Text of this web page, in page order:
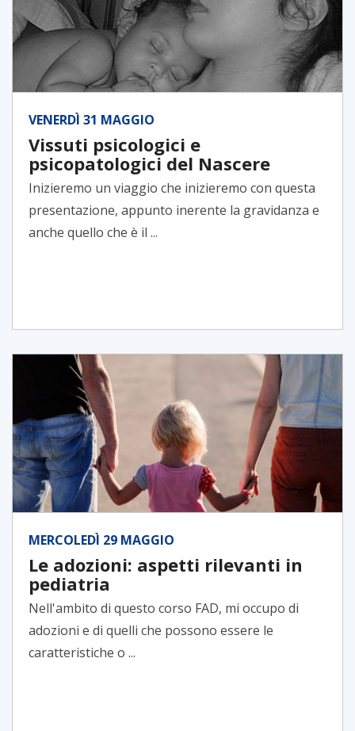
VENERDÌ 31 MAGGIO
Vissuti psicologici e
psicopatologici del Nascere
Inizieremo un viaggio che inizieremo con questa
presentazione, appunto inerente la gravidanza e
anche quello che è il ...
MERCOLEDÌ 29 MAGGIO
Le adozioni: aspetti rilevanti in
pediatria
Nell'ambito di questo corso FAD, mi occupo di
adozioni e di quelli che possono essere le
caratteristiche o ...